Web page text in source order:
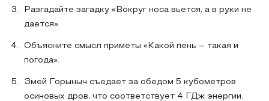
Разгадайте загадку «Вокруг носа вьется, а в руки не
дается».
Объясните смысл приметы «Какой пень – такая и
погода».
Змей Горыныч съедает за обедом 5 кубометров
осиновых дров, что соответствует 4 ГДж энергии.